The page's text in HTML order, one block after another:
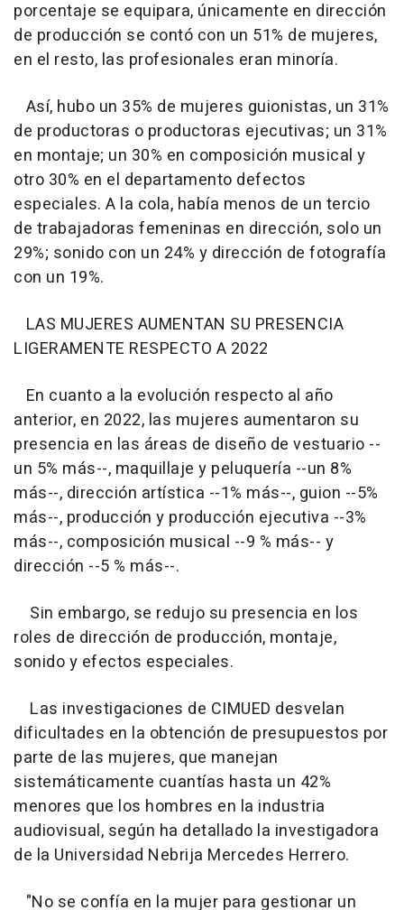
porcentaje se equipara, únicamente en dirección
de producción se contó con un 51% de mujeres,
en el resto, las profesionales eran minoría.
Así, hubo un 35% de mujeres guionistas, un 31%
de productoras o productoras ejecutivas; un 31%
en montaje; un 30% en composición musical y
otro 30% en el departamento defectos
especiales. A la cola, había menos de un tercio
de trabajadoras femeninas en dirección, solo un
29%; sonido con un 24% y dirección de fotografía
con un 19%.
LAS MUJERES AUMENTAN SU PRESENCIA
LIGERAMENTE RESPECTO A 2022
En cuanto a la evolución respecto al año
anterior, en 2022, las mujeres aumentaron su
presencia en las áreas de diseño de vestuario --
un 5% más--, maquillaje y peluquería --un 8%
más--, dirección artística --1% más--, guion --5%
más--, producción y producción ejecutiva --3%
más--, composición musical --9 % más-- y
dirección --5 % más--.
Sin embargo, se redujo su presencia en los
roles de dirección de producción, montaje,
sonido y efectos especiales.
Las investigaciones de CIMUED desvelan
dificultades en la obtención de presupuestos por
parte de las mujeres, que manejan
sistemáticamente cuantías hasta un 42%
menores que los hombres en la industria
audiovisual, según ha detallado la investigadora
de la Universidad Nebrija Mercedes Herrero.
"No se confía en la mujer para gestionar un